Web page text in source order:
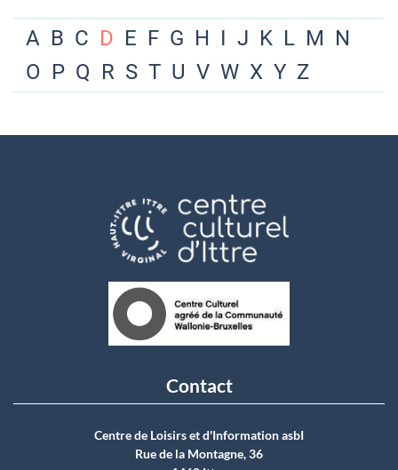
A B C D E F G H I J K L M N
O P Q R S T U V W X Y Z
Contact
Centre de Loisirs et d'Information asbI
Rue de la Montagne, 36